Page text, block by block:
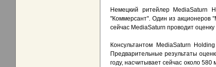
Немецкий ритейлер MediaSaturn
"Коммерсант". Один из акционеров
сейчас MediaSaturn проводит
Консультантом MediaSaturn
Предварительные результаты
году, насчитывает сейчас около